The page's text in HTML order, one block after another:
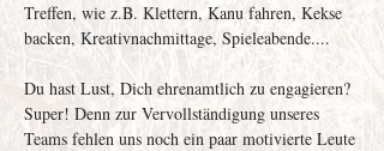
Treffen, wie z.B. Klettern, Kanu fahren, Kekse
backen, Kreativnachmittage, Spieleabende....
Du hast Lust, Dich ehrenamtlich zu engagieren?
Super! Denn zur Vervollständigung unseres
Teams fehlen uns noch ein paar motivierte Leute